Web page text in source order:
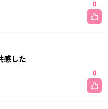
0
感した
0